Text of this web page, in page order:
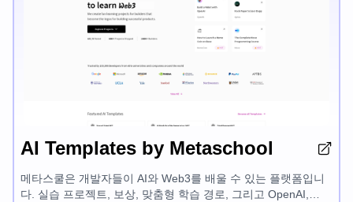
AI Templates by Metaschool
메타스쿨은 개발자들이 AI와 Web3를 배울 수 있는 플랫폼입니
다. 실습 프로젝트, 보상, 맞춤형 학습 경로, 그리고 OpenAI,